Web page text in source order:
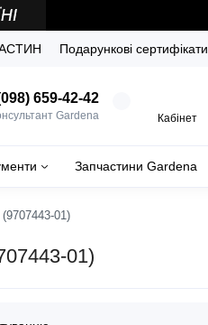
Подарункові сертифікати
659-42-42
Gardena Кабінет
Запчастини Gardena
01)
01)